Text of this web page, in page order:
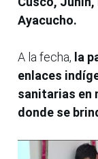
Ayacucho.
A la fecha, la
enlaces
sanitarias en
donde se